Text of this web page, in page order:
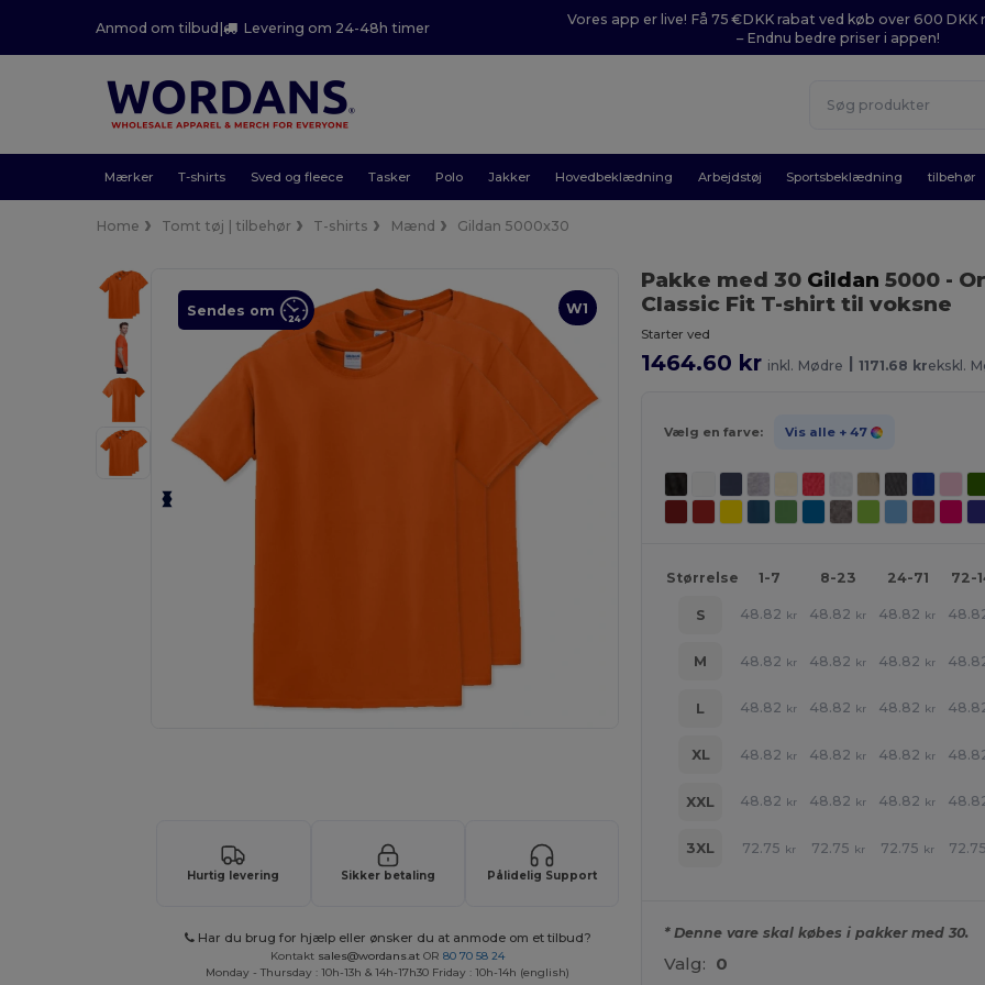
Anmod om tilbud| Levering om 24-48h timer
Vores app er live! Få 75 €DKK rabat ved køb over 600 DKK
– Endnu bedre priser i appen!
Mærker T-shirts Sved og fleece Tasker Polo Jakker Hovedbeklædning Arbejdstøj Sportsbeklædning tilbehør
Home Tomt tøj | tilbehør T-shirts Mænd Gildan 5000x30
W1
Sendes om
Hurtig levering Sikker betaling Pålidelig Support
Har du brug for hjælp eller ønsker du at anmode om et tilbud?
Kontakt sales@wordans.at OR80 70 58 24
Monday - Thursday : 10h-13h & 14h-17h30 Friday : 10h-14h (english)
Pakke med 30 Gildan 5000 -
Classic Fit T-shirt til voksne
Starter ved
1464.60 kr inkl. Mødre | 1171.68 krekskl.
Vælg en farve: Vis alle + 47
Størrelse 1-7 8-23 24-71 72-
S 48.82 kr 48.82 kr 48.82 kr
M 48.82 kr 48.82 kr 48.82 kr
L 48.82 kr 48.82 kr 48.82 kr
XL 48.82 kr 48.82 kr 48.82 kr
XXL 48.82 kr 48.82 kr 48.82 kr
3XL 72.75 kr 72.75 kr 72.75 kr
* Denne vare skal købes i pakker med 30.
Valg: 0